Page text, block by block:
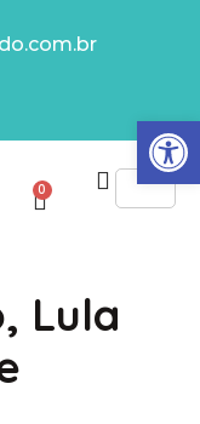
0
Lula
Abrir